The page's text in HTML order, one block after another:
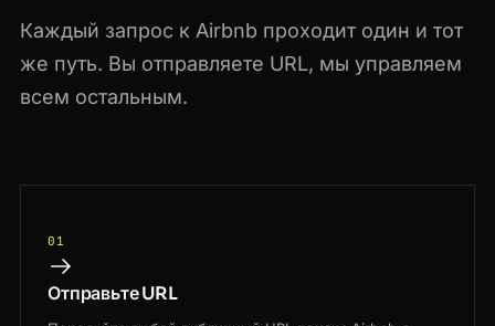
Каждый запрос к Airbnb проходит один и тот
же путь. Вы отправляете URL, мы управляем
всем остальным.
01
Отправьте URL